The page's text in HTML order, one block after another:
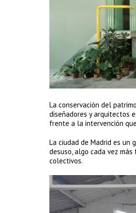
La conservación del
diseñadores y arquitectos
frente a la intervención
La ciudad de Madrid es un
desuso, algo cada vez
colectivos.